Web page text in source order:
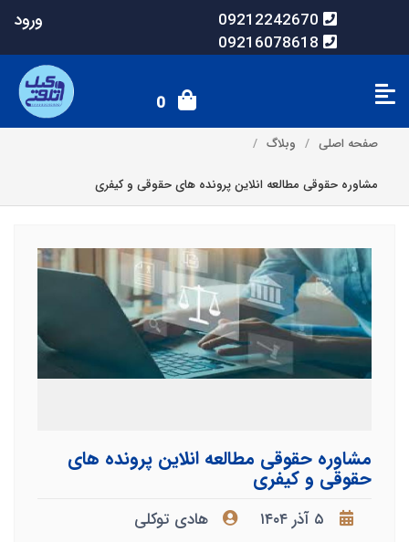
09212242670
09216078618
ورود
0
صفحه اصلی وبلاگ
مشاوره حقوقی مطالعه انلاین پرونده های حقوقی و کیفری
مشاوره حقوقی مطالعه انلاین پرونده های
حقوقی و کیفری
۵ آذر ۱۴۰۴
هادی توکلی